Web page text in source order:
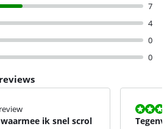
7
4
0
0
ik snel scrol